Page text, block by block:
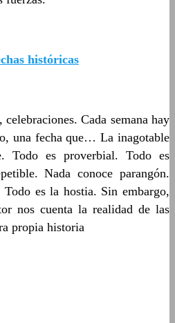
históricas
Cada semana hay
una fecha que… La inagotable
Todo es proverbial. Todo es
Nada conoce parangón.
es la hostia. Sin embargo,
nos cuenta la realidad de las
propia historia